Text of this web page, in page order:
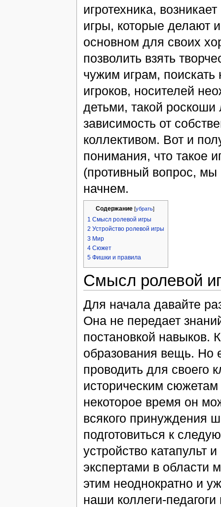
игротехника,
игры, которые делают
основном для своих
позволить взять
чужим играм,
игроков, носителей
детьми, такой роскоши
зависимость от
коллективом. Вот и
понимания, что такое
(противный вопрос, мы
начнем.
Содержание[убрать]
1 Смысл ролевой игры
2 Устройство ролевой игры
3 Мир
4 Сюжет
5 Фишки и правила
Смысл ролевой
Для начала давайте
Она не передает
постановкой навыков.
образования вещь. Но
проводить для своего
историческим
некоторое время он
всякого принуждения
подготовиться к
устройство катапульт
экспертами в области
этим неоднократно и
наши коллеги-